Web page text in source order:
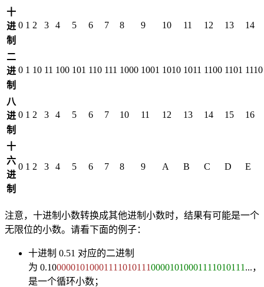
十
进
制
0 1 2 3 4 5 6 7 8 9 10 11 12 13 14
二
进
制
0 1 10 11 100 101 110 111 1000 1001 1010 1011 1100 1101 1110
八
进
制
0 1 2 3 4 5 6 7 10 11 12 13 14 15 16
十
六
进
制
0 1 2 3 4 5 6 7 8 9 A B C D E
注意，十进制小数转换成其他进制小数时，结果有可能是一个
无限位的小数。请看下面的例子：
十进制 0.51 对应的二进制
为 0.100000101000111101011100001010001111010111 ...，
是一个循环小数；